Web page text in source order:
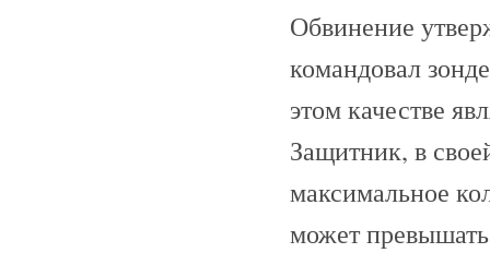
Обвинение
командовал
этом качестве
Защитник, в
максимальное
может